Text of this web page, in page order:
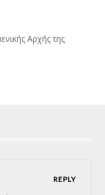
Αρχής της
REPLY